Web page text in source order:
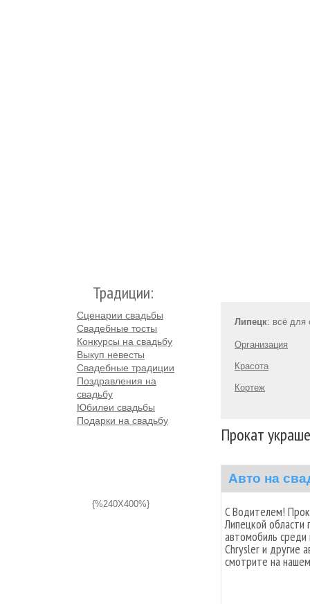
Традиции:
Сценарии свадьбы
Свадебные тосты
Конкурсы на свадьбу
Выкуп невесты
Свадебные традиции
Поздравления на
свадьбу
Юбилеи свадьбы
Подарки на свадьбу
{%240X400%}
Липецк: всё для
Организация
Красота
Кортеж
Прокат
Авто на
C Водителем!
Липецкой
автомобиль среди
Chrysler и другие
смотрите на